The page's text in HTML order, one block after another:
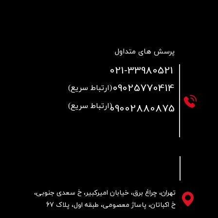
تهران، چراغ برق، خیابان امیرکبیر، خ سعدی جنوبی،
خ اکباتان، پاساژ معصومی، طبقه اول، پلاک 67
پرسش های متداول
021-33980521
09025770414(ارتباط سریع)
09002880875(ارتباط سریع)